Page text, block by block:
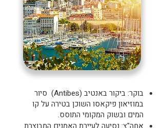
בוקר: ביקור באנטיב (Antibes) סיור
במוזיאון פיקאסו השוכן בטירה על קו
המים ובשוק המקומי התוסס.